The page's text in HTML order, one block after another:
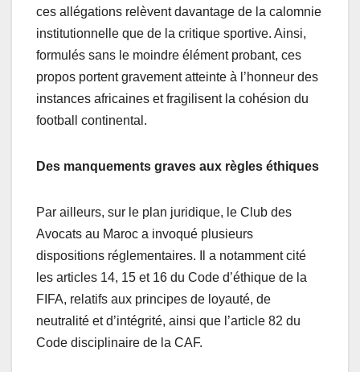
ces allégations relèvent davantage de la calomnie
institutionnelle que de la critique sportive. Ainsi,
formulés sans le moindre élément probant, ces
propos portent gravement atteinte à l’honneur des
instances africaines et fragilisent la cohésion du
football continental.
Des manquements graves aux règles éthiques
Par ailleurs, sur le plan juridique, le Club des
Avocats au Maroc a invoqué plusieurs
dispositions réglementaires. Il a notamment cité
les articles 14, 15 et 16 du Code d’éthique de la
FIFA, relatifs aux principes de loyauté, de
neutralité et d’intégrité, ainsi que l’article 82 du
Code disciplinaire de la CAF.